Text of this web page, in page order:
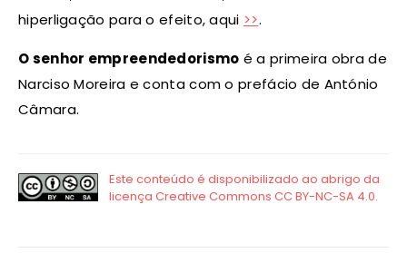
hiperligação para o efeito, aqui >>.
O senhor empreendedorismo é a primeira obra de
Narciso Moreira e conta com o prefácio de António
Câmara.